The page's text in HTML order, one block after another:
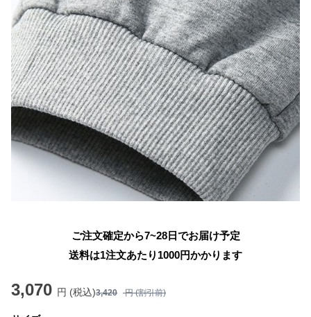
ご注文確定から7~28日でお届け予定
送料は1注文あたり 1000円かかります
3,070 円 (税込)3,420 円 (割引前)